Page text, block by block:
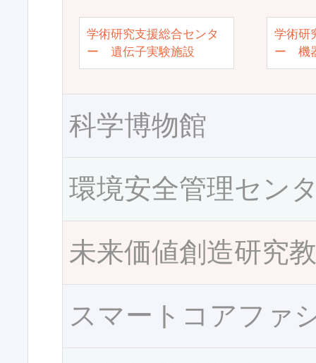
学術研究支援総合センタ
ー 遺伝子実験施設
学術研
ー 機
科学博物館
環境安全管理セン
未来価値創造研究
スマートコアファ